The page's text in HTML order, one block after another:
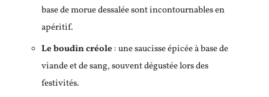
base de morue dessalée sont incontournables en
apéritif.
Le boudin créole : une saucisse épicée à base de
viande et de sang, souvent dégustée lors des
festivités.